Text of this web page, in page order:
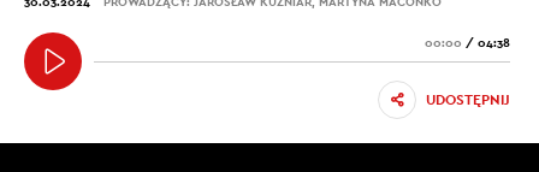
00:00 / 04:38
UDOSTĘPNIJ